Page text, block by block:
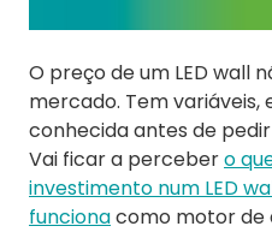
O preço de um LED wall
mercado. Tem variáveis,
conhecida antes de
Vai ficar a percebero
investimento num LED
funcionacomo motor de